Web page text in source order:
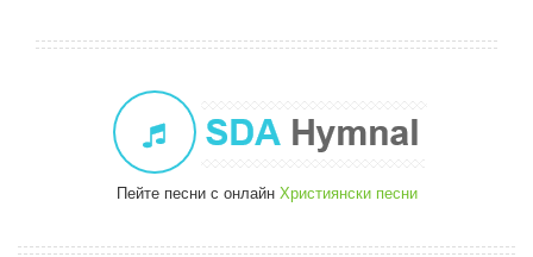
Пейте песни с онлайн Християнски песни